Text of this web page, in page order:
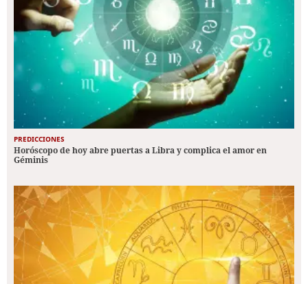
PREDICCIONES
Horóscopo de hoy abre puertas a Libra y complica el amor en
Géminis